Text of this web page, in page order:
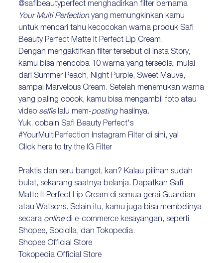
@safibeautyperfect menghadirkan filter bernama
Your Multi Perfection yang memungkinkan kamu
untuk mencari tahu kecocokan warna produk Safi
Beauty Perfect Matte It Perfect Lip Cream.
Dengan mengaktifkan filter tersebut di Insta Story,
kamu bisa mencoba 10 warna yang tersedia, mulai
dari Summer Peach, Night Purple, Sweet Mauve,
sampai Marvelous Cream. Setelah menemukan warna
yang paling cocok, kamu bisa mengambil foto atau
video selfielalu mem-postinghasilnya.
Yuk, cobain Safi Beauty Perfect's
#YourMultiPerfection Instagram Filter di sini, ya!
Click here to try the IG Filter
Praktis dan seru banget, kan? Kalau pilihan sudah
bulat, sekarang saatnya belanja. Dapatkan Safi
Matte It Perfect Lip Cream di semua gerai Guardian
atau Watsons. Selain itu, kamu juga bisa membelinya
secara onlinedi e-commerce kesayangan, seperti
Shopee, Sociolla, dan Tokopedia.
Shopee Official Store
Tokopedia Official Store